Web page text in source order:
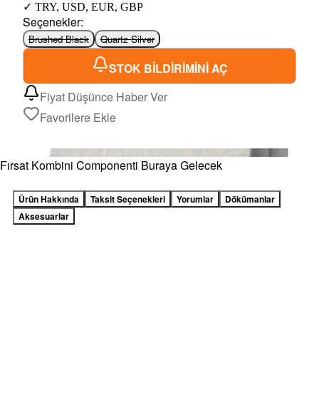
✓ TRY, USD, EUR, GBP
Seçenekler:
Brushed Black Quartz Silver
STOK BİLDİRİMİNİ AÇ
Fiyat Düşünce Haber Ver
Favorilere Ekle
Fırsat Kombini Componenti Buraya Gelecek
Ürün Hakkında Taksit Seçenekleri Yorumlar
Dökümanlar
Aksesuarlar